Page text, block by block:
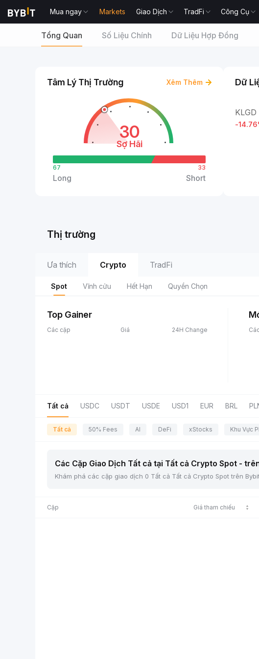
Mua ngay Markets Giao Dịch TradFi Công Cụ
Tổng Quan Số Liệu Chính Dữ Liệu Hợp Đồng
Tâm Lý Thị Trường Xêm Thêm
30
Sợ Hãi
67
Long
33
Short
Dữ
KLGD
-14.76
Thị trường
Ưa thích Crypto TradFi
Spot Vĩnh cửu Hết Hạn Quyền Chọn
Top Gainer
Các cặp Giá 24H Change
Tất cả USDC USDT USDE USD1 EUR BRL
Tất cả 50% Fees AI DeFi xStocks Khu Vực
Các Cặp Giao Dịch Tất cả tại Tất cả Crypto Spot -
Khám phá các cặp giao dịch 0 Tất cả Tất cả Crypto Spot trên
Cặp Giá tham chiếu